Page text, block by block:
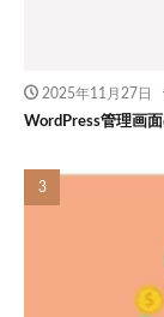
2025年11月27日
WordPress管理画